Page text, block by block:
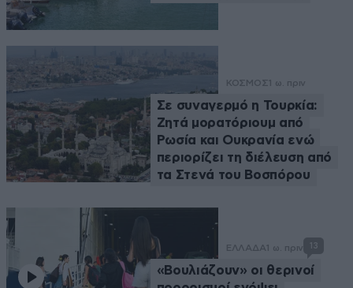
ΚΟΣΜΟΣ 1 ω. πριν
Σε συναγερμό η Τουρκία:
Ζητά μορατόριουμ από
Ρωσία και Ουκρανία ενώ
περιορίζει τη διέλευση από
τα Στενά του Βοσπόρου
ΕΛΛΑΔΑ 1 ω. πριν 13
«Βουλιάζουν» οι θερινοί